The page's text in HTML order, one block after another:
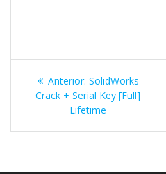
Navegação
de
Post
Anterior: Post
anterior:
SolidWorks
Crack + Serial Key [Full]
Lifetime